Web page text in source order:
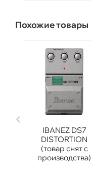
Похожие товары
IBANEZ DS7
DISTORTION
(товар снят с
производства)